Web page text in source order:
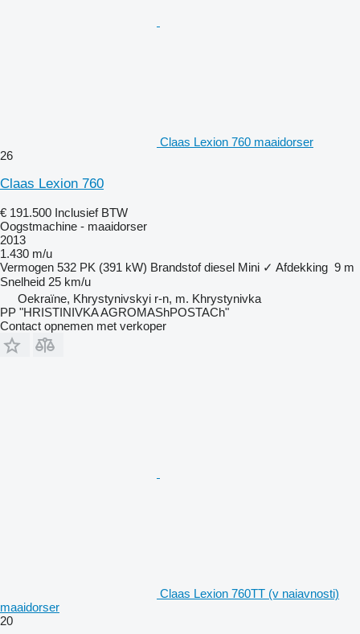
Claas Lexion 760 maaidorser
26
Claas Lexion 760
€ 191.500 Inclusief BTW
Oogstmachine - maaidorser
2013
1.430 m/u
Vermogen 532 PK (391 kW) Brandstof diesel Mini ✓ Afdekking 9 m
Snelheid 25 km/u
Oekraïne, Khrystynivskyi r-n, m. Khrystynivka
PP "HRISTINIVKA AGROMAShPOSTACh"
Contact opnemen met verkoper
Claas Lexion 760TT (v naiavnosti)
maaidorser
20